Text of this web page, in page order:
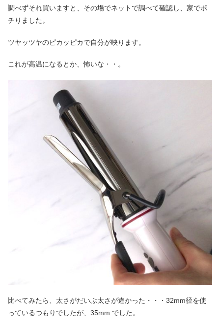
調べずそれ買いますと、その場でネットで調べて確認し、家でポ
チりました。
ツヤッツヤのピカッピカで自分が映ります。
これが高温になるとか、怖いな・・。
比べてみたら、太さがだいぶ太さが違かった・・・32mm径を使
っているつもりでしたが、35mm でした。